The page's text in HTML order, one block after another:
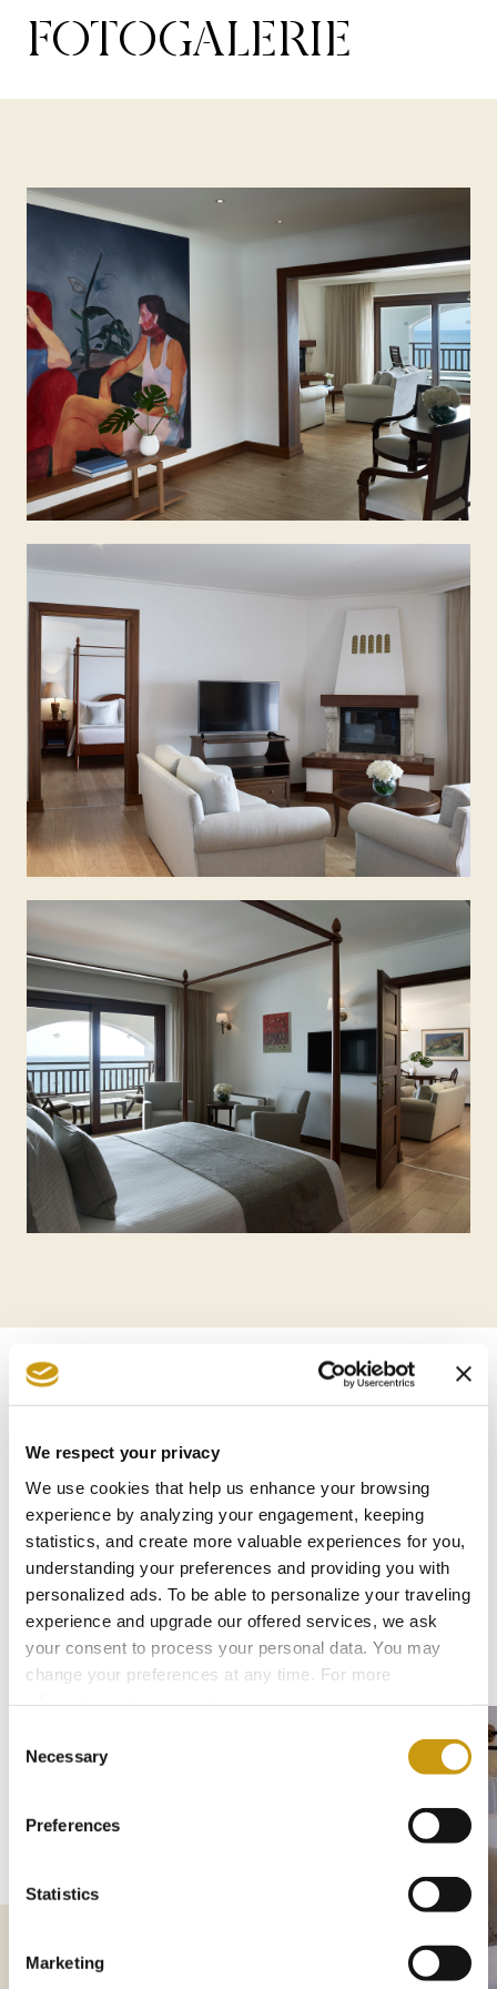
We respect your privacy
We use cookies that help us enhance your browsing
experience by analyzing your engagement, keeping
statistics, and create more valuable experiences for you,
understanding your preferences and providing you with
personalized ads. To be able to personalize your traveling
experience and upgrade our offered services, we ask
your consent to process your personal data. You may
change your preferences at any time. For more
Selection
Necessary
Preferences
Statistics
Marketing
FOTOGALERIE
WEITERE ZIMMER
Unsere Vision ist es, ein authentisches
kretisches Erlebnis zu bieten, unsere
Traditionen zu pflegen und dabei stets
unsere Leistungen und Einrichtungen zu
verbessern.